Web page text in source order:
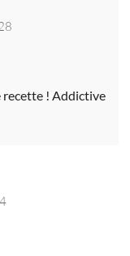
recette ! Addictive